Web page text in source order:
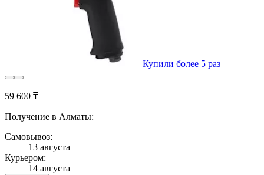
Купили более 5 раз
59 600 ₸
Получение в Алматы:
Самовывоз:
13 августа
Курьером:
14 августа